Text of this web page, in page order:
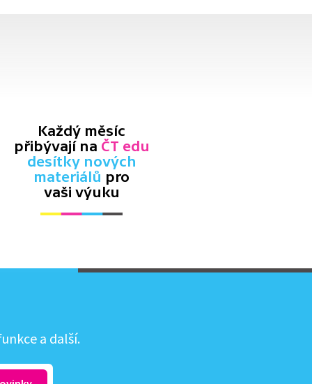
Každý měsíc
přibývají na ČT edu
desítky nových
materiálů pro
vaši výuku
a další.